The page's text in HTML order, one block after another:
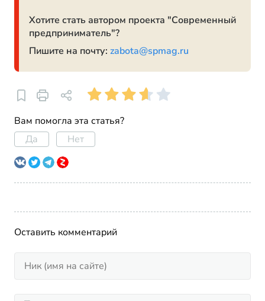
Хотите стать автором проекта "Современный
предприниматель"?
Пишите на почту: zabota@spmag.ru
Вам помогла эта статья?
Да
Нет
Оставить комментарий